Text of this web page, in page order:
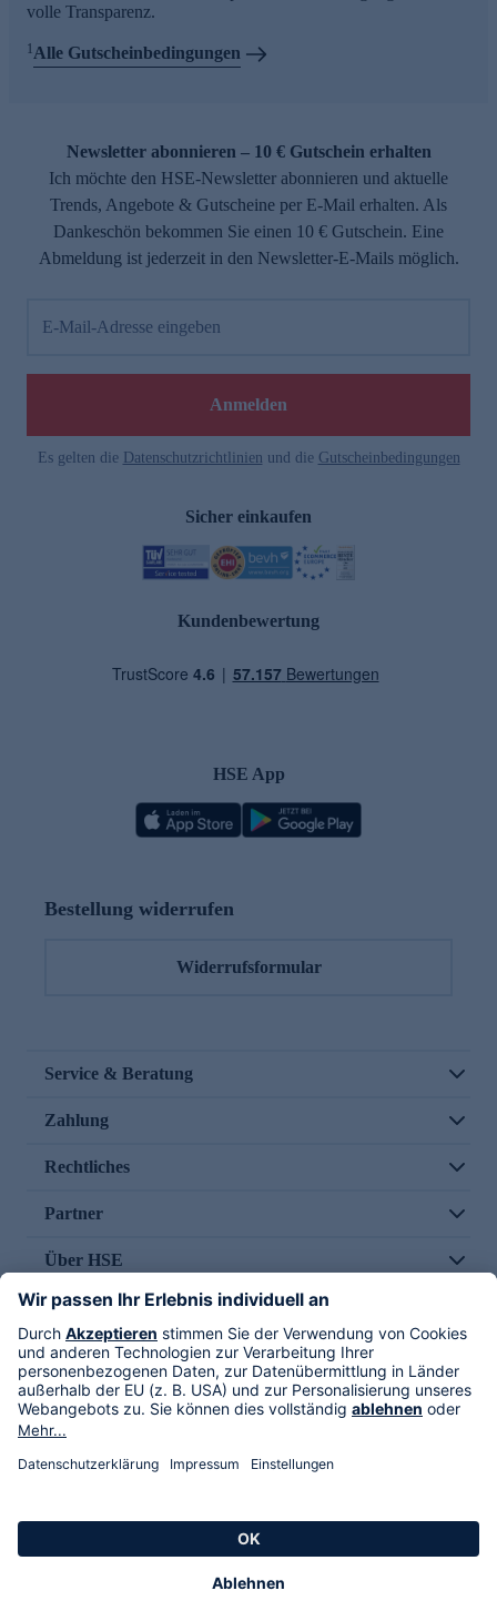
volle Transparenz.
1Alle Gutscheinbedingungen
Newsletter abonnieren – 10 € Gutschein erhalten
Ich möchte den HSE-Newsletter abonnieren und aktuelle
Trends, Angebote & Gutscheine per E-Mail erhalten. Als
Dankeschön bekommen Sie einen 10 € Gutschein. Eine
Abmeldung ist jederzeit in den Newsletter-E-Mails möglich.
E-Mail-Adresse eingeben
Anmelden
Es gelten die Datenschutzrichtlinien und die Gutscheinbedingungen
Sicher einkaufen
Kundenbewertung
HSE App
Bestellung widerrufen
Widerrufsformular
Service & Beratung
Zahlung
Rechtliches
Partner
Über HSE
Im TV
HSE International